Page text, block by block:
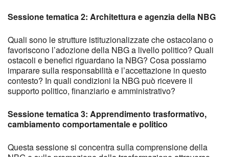
Sessione tematica 2: Architettura e agenzia della NBG
Quali sono le strutture istituzionalizzate che ostacolano o
favoriscono l’adozione della NBG a livello politico? Quali
ostacoli e benefici riguardano la NBG? Cosa possiamo
imparare sulla responsabilità e l’accettazione in questo
contesto? In quali condizioni la NBG può ricevere il
supporto politico, finanziario e amministrativo?
Sessione tematica 3: Apprendimento trasformativo,
cambiamento comportamentale e politico
Questa sessione si concentra sulla comprensione della